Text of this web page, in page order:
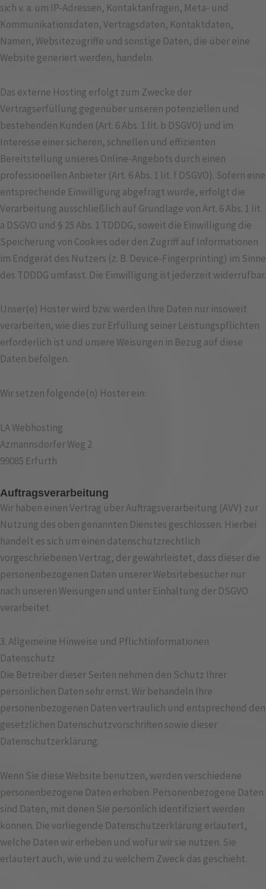
sich v. a. um IP-Adressen, Kontaktanfragen, Meta- und
Kommunikationsdaten, Vertragsdaten, Kontaktdaten,
Namen, Websitezugriffe und sonstige Daten, die über eine
Website generiert werden, handeln.
Das externe Hosting erfolgt zum Zwecke der
Vertragserfüllung gegenüber unseren potenziellen und
bestehenden Kunden (Art. 6 Abs. 1 lit. b DSGVO) und im
Interesse einer sicheren, schnellen und effizienten
Bereitstellung unseres Online-Angebots durch einen
professionellen Anbieter (Art. 6 Abs. 1 lit. f DSGVO). Sofern eine
entsprechende Einwilligung abgefragt wurde, erfolgt die
Verarbeitung ausschließlich auf Grundlage von Art. 6 Abs. 1 lit.
a DSGVO und § 25 Abs. 1 TDDDG, soweit die Einwilligung die
Speicherung von Cookies oder den Zugriff auf Informationen
im Endgerät des Nutzers (z. B. Device-Fingerprinting) im Sinne
des TDDDG umfasst. Die Einwilligung ist jederzeit widerrufbar.
Unser(e) Hoster wird bzw. werden Ihre Daten nur insoweit
verarbeiten, wie dies zur Erfüllung seiner Leistungspflichten
erforderlich ist und unsere Weisungen in Bezug auf diese
Daten befolgen.
Wir setzen folgende(n) Hoster ein:
LA Webhosting
Azmannsdorfer Weg 2
99085 Erfurth
Auftragsverarbeitung
Wir haben einen Vertrag über Auftragsverarbeitung (AVV) zur
Nutzung des oben genannten Dienstes geschlossen. Hierbei
handelt es sich um einen datenschutzrechtlich
vorgeschriebenen Vertrag, der gewährleistet, dass dieser die
personenbezogenen Daten unserer Websitebesucher nur
nach unseren Weisungen und unter Einhaltung der DSGVO
verarbeitet.
3. Allgemeine Hinweise und Pflicht­informationen
Datenschutz
Die Betreiber dieser Seiten nehmen den Schutz Ihrer
persönlichen Daten sehr ernst. Wir behandeln Ihre
personenbezogenen Daten vertraulich und entsprechend den
gesetzlichen Datenschutzvorschriften sowie dieser
Datenschutzerklärung.
Wenn Sie diese Website benutzen, werden verschiedene
personenbezogene Daten erhoben. Personenbezogene Daten
sind Daten, mit denen Sie persönlich identifiziert werden
können. Die vorliegende Datenschutzerklärung erläutert,
welche Daten wir erheben und wofür wir sie nutzen. Sie
erläutert auch, wie und zu welchem Zweck das geschieht.